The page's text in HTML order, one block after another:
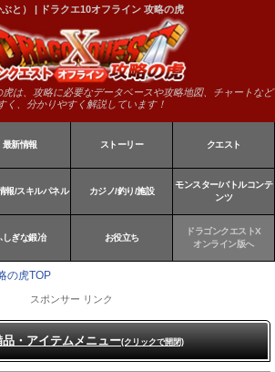
ぶと） | ドラクエ10オフライン 攻略の虎
虎は、攻略に必要なデータベースや攻略地図、チャートなど
く、分かりやすく解説しています！
最新情報 ストーリー クエスト
報/スキルパネル カジノ/釣り/施設
モンスター/バトルコンテ
ンツ
しぎな鍛冶 お役立ち
ドラゴンクエストX
オンライン版へ
の虎TOP
スポンサー リンク
品・アイテムメニュー(クリックで開閉)